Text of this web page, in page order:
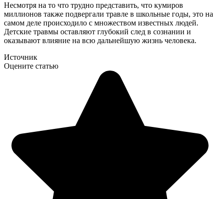
Несмотря на то что трудно представить, что кумиров
миллионов также подвергали травле в школьные годы, это на
самом деле происходило с множеством известных людей.
Детские травмы оставляют глубокий след в сознании и
оказывают влияние на всю дальнейшую жизнь человека.
Источник
Оцените статью